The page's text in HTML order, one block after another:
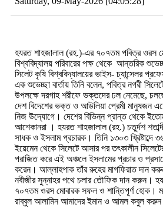
হযরত শাহজালাল (রহ.)-এর ৭০৭তম পবিত্র ওরস
বিশ্ববিদ্যালয় পরিবারের পক্ষ থেকে আন্তরিক
সিলেট কৃষি বিশ্ববিদ্যালয়ের ভাইস- চ্যান্সেলর
এক শুভেচ্ছা বার্তায় তিনি বলেন, পবিত্র নগরী
উপলক্ষে দরগাহ শরীফে ভক্তদের ঢল নেমেছে,
দেশ বিদেশের ভক্ত ও আউলিয়া প্রেমী মানুষজন
নিজ উদ্যোগে। দেশের বিভিন্ন প্রান্ত থেকে
আশেকানরা । হযরত শাহজালাল (রহ.) চতুর্দশ
সাধক ও ইসলাম প্রচারক। তিনি ১৩০৩ খ্রিষ্টাব্দে
ইয়েমেন থেকে সিলেটে আসার পর তৎকালীন
পরাজিত করে এই অঞ্চলে ইসলামের প্রচার ও
করেন। আল্লাহপাক তাঁর রুহের মাগফিরাত দান
নবীজীর সুন্নাহর পথে চলার তৌফিক দান করুন।
৭০৭তম ওরস মোবারক সফল ও শান্তিপূর্ণ হোক।
রাব্বুল আলামিন আমাদের ইমান ও আমল কবুল